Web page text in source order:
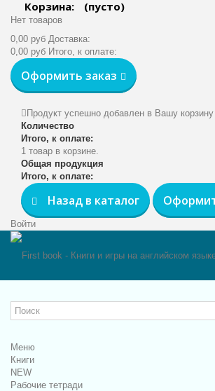
Корзина: (пусто)
Нет товаров
0,00 руб Доставка:
0,00 руб Итого, к оплате:
Оформить заказ
Продукт успешно добавлен в Вашу корзину
Количество
Итого, к оплате:
1 товар в корзине.
Общая продукция
Итого, к оплате:
Назад в каталог
Войти
Меню
Книги
NEW
Рабочие тетради